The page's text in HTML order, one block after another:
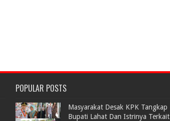
POPULAR POSTS
Masyarakat Desak KPK Tangkap
Bupati Lahat Dan Istrinya Terkait